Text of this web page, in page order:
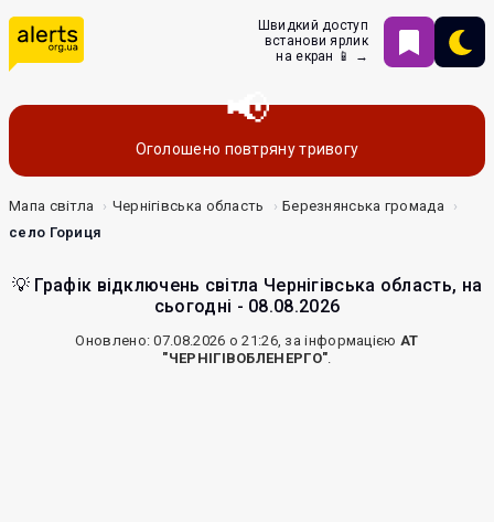
Швидкий доступ
встанови ярлик
на екран 📱 →
Оголошено повтряну тривогу
Мапа світла Чернігівська область
Березнянська громада
село Гориця
💡 Графік відключень світла Чернігівська область, на
сьогодні - 08.08.2026
Оновлено: 07.08.2026 о 21:26, за інформацією АТ
"ЧЕРНІГІВОБЛЕНЕРГО".